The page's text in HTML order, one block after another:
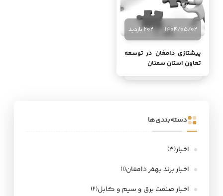
1404/05/02 202 بازدید
پیشتازی دامغان در توسعه
تعاون استان سمنان
دسته‌بندی‌ها
اخبار(3)
اخبار برند بهفر دامغان(1)
اخبار صنعت برق و سیم و کابل(2)